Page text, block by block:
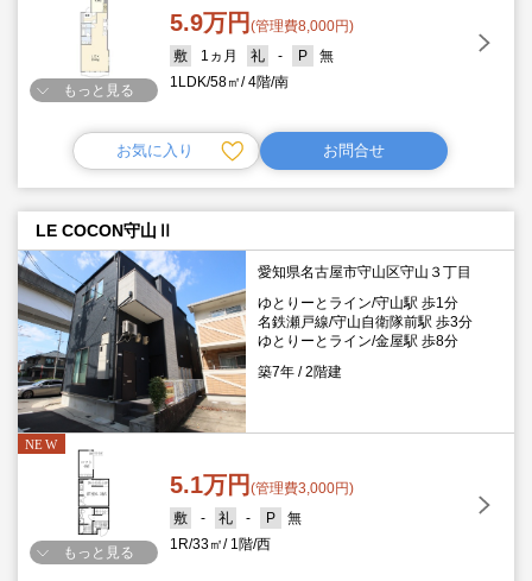
もっと見る 4階 南
5.9万円(管理費8,000円)
1ヵ月
-
1LDK 58㎡
無
お気に入り お問合せ
LE COCON守山Ⅱ
愛知県名古屋市守山区守山３丁目
ゆとりーとライン/守山駅 歩1分
名鉄瀬戸線/守山自衛隊前駅 歩3分
ゆとりーとライン/金屋駅 歩8分
築7年
2階建
もっと見る 1階 西
5.1万円(管理費3,000円)
-
-
1R 33㎡
無